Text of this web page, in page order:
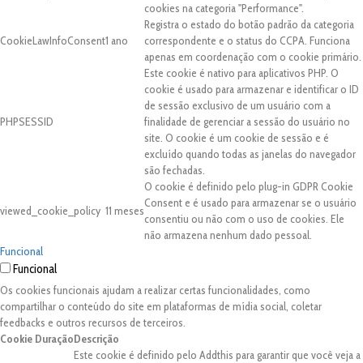
cookies na categoria "Performance".
CookieLawInfoConsent1 ano
Registra o estado do botão padrão da categoria
correspondente e o status do CCPA. Funciona
apenas em coordenação com o cookie primário.
PHPSESSID
Este cookie é nativo para aplicativos PHP. O
cookie é usado para armazenar e identificar o ID
de sessão exclusivo de um usuário com a
finalidade de gerenciar a sessão do usuário no
site. O cookie é um cookie de sessão e é
excluído quando todas as janelas do navegador
são fechadas.
viewed_cookie_policy 11 meses
O cookie é definido pelo plug-in GDPR Cookie
Consent e é usado para armazenar se o usuário
consentiu ou não com o uso de cookies. Ele
não armazena nenhum dado pessoal.
Funcional
Funcional
Os cookies funcionais ajudam a realizar certas funcionalidades, como
compartilhar o conteúdo do site em plataformas de mídia social, coletar
feedbacks e outros recursos de terceiros.
Cookie DuraçãoDescrição
Este cookie é definido pelo Addthis para garantir que você veja a